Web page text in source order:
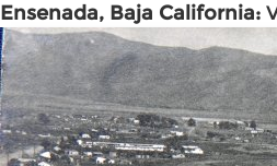
Ensenada, Baja California: